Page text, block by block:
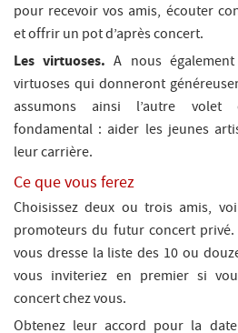
pour recevoir vos amis, écouter
et offrir un pot d’après concert.
Les virtuoses. A nous
virtuoses qui donneront
assumons ainsi l’autre volet
fondamental : aider les jeunes
leur carrière.
Ce que vous ferez
Choisissez deux ou trois amis,
promoteurs du futur concert privé.
vous dresse la liste des 10 ou
vous inviteriez en premier si
concert chez vous.
Obtenez leur accord pour la